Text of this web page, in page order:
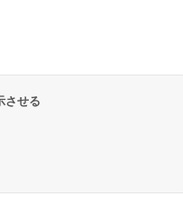
させる